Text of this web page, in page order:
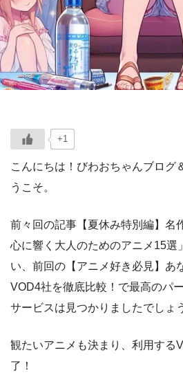
+1
こんにちは！びわおちゃんブログ
うこそ。
前々回の記事【夏休み特別編】名
心に響く大人のためのアニメ15選
い、前回の【アニメ好き必見】あ
VOD4社を徹底比較！で最高のパ
サービスは見つかりましたでしょ
観たいアニメも決まり、利用する
了！